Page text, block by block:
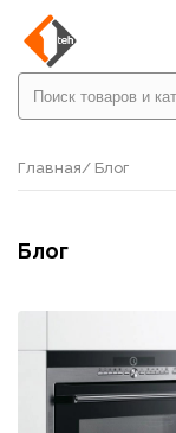
Главная/ Блог
Блог